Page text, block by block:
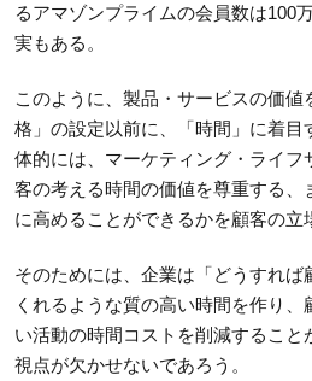
るアマゾンプライムの会員数は100
実もある。
このように、製品・サービスの価値
格」の設定以前に、「時間」に着目
体的には、マーケティング・ライフ
客の考える時間の価値を尊重する、
に高めることができるかを顧客の立
そのためには、企業は「どうすれば
くれるような質の高い時間を作り
い活動の時間コストを削減すること
視点が欠かせないであろう。